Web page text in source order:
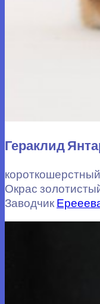
Гераклид
короткошерстный
Окрас
Заводчик